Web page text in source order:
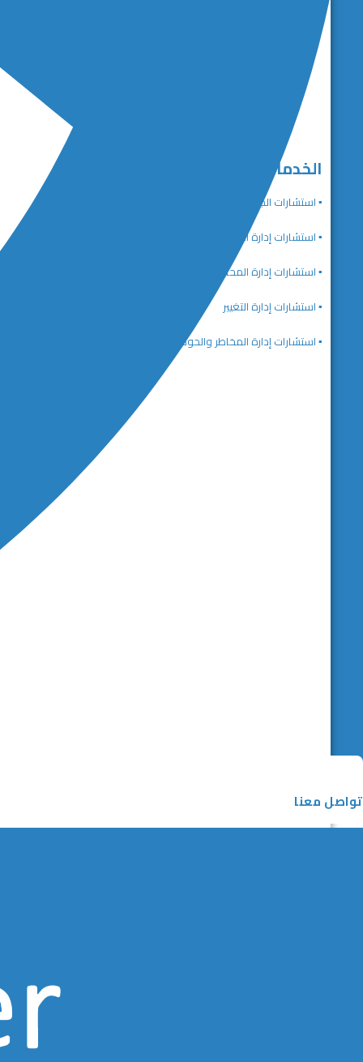
الخدمات الاستشارية
▪️ استشارات الجودة والتميز المؤسسي
▪️ استشارات إدارة الاستراتيجية
▪️ استشارات إدارة المحافظ والبرامج والمشاريع
▪️ استشارات إدارة التغيير
▪️ استشارات إدارة المخاطر والحوكمة المؤسسية
تواصل معنا